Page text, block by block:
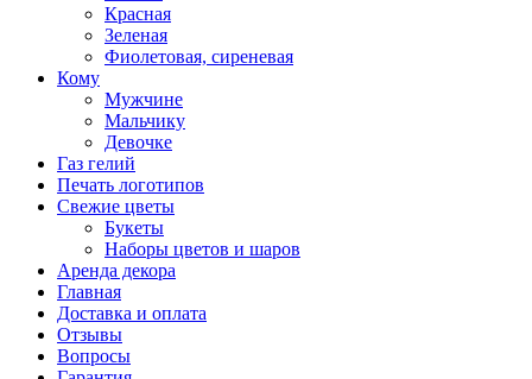
Красная
Зеленая
Фиолетовая, сиреневая
Кому
Мужчине
Мальчику
Девочке
Газ гелий
Печать логотипов
Свежие цветы
Букеты
Наборы цветов и шаров
Аренда декора
Главная
Доставка и оплата
Отзывы
Вопросы